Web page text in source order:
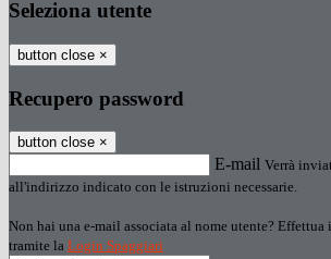
Seleziona utente
button close ×
Recupero password
button close ×
E-mail Verrà
all'indirizzo indicato con le istruzioni necessarie.
Non hai una e-mail associata al nome utente? Effettua
tramite la Login Spaggiari